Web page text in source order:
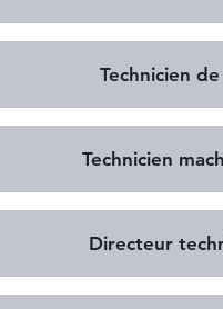
Technicien
Technicien
Directeur